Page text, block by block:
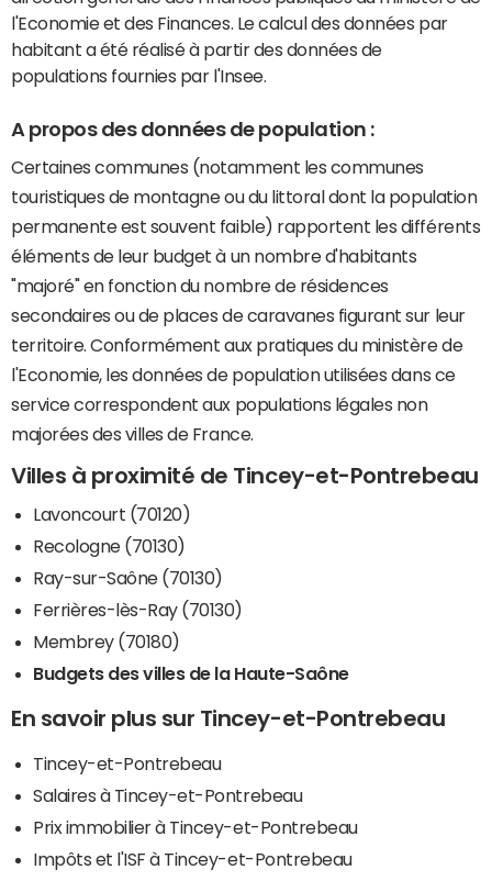
l'Economie et des Finances. Le calcul des données par
habitant a été réalisé à partir des données de
populations fournies par l'Insee.
A propos des données de population :
Certaines communes (notamment les communes
touristiques de montagne ou du littoral dont la population
permanente est souvent faible) rapportent les différents
éléments de leur budget à un nombre d'habitants
"majoré" en fonction du nombre de résidences
secondaires ou de places de caravanes figurant sur leur
territoire. Conformément aux pratiques du ministère de
l'Economie, les données de population utilisées dans ce
service correspondent aux populations légales non
majorées des villes de France.
Villes à proximité de Tincey-et-Pontrebeau
Lavoncourt (70120)
Recologne (70130)
Ray-sur-Saône (70130)
Ferrières-lès-Ray (70130)
Membrey (70180)
Budgets des villes de la Haute-Saône
En savoir plus sur Tincey-et-Pontrebeau
Tincey-et-Pontrebeau
Salaires à Tincey-et-Pontrebeau
Prix immobilier à Tincey-et-Pontrebeau
Impôts et l'ISF à Tincey-et-Pontrebeau